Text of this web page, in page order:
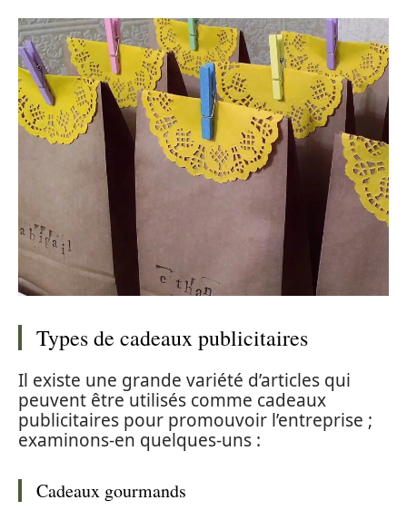
Types de cadeaux publicitaires
Il existe une grande variété d’articles qui
peuvent être utilisés comme cadeaux
publicitaires pour promouvoir l’entreprise ;
examinons-en quelques-uns :
Cadeaux gourmands